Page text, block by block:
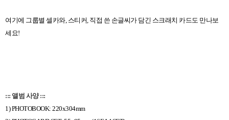
여기에 그룹별 셀카와, 스티커, 직접 쓴 손글씨가 담긴 스크래치 카드도 만나보
세요!
::: 앨범 사양 :::
1) PHOTOBOOK: 220x304mm